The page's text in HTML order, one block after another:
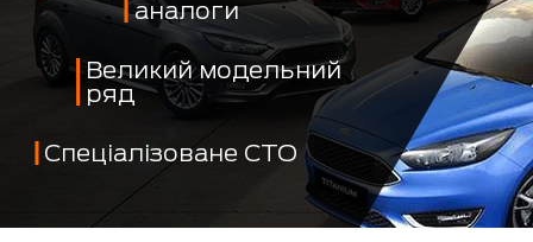
аналоги
Великий модельний
ряд
Спеціалізоване СТО